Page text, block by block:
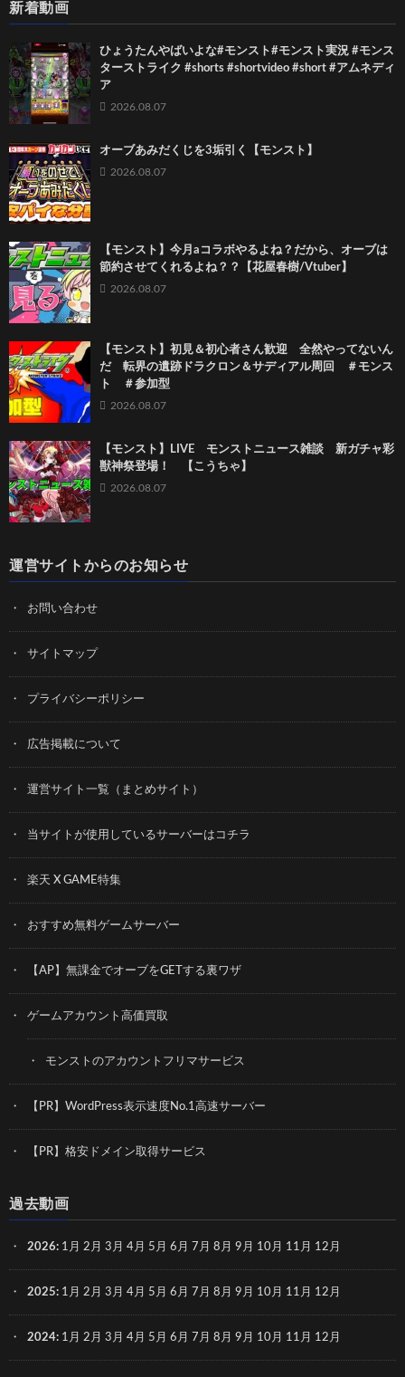
新着動画
ひょうたんやばいよな#モンスト#モンスト実況 #モンス
ターストライク #shorts #shortvideo #short #アムネディ
ア
2026.08.07
オーブあみだくじを3垢引く【モンスト】
2026.08.07
【モンスト】今月aコラボやるよね？だから、オーブは
節約させてくれるよね？？【花屋春樹/Vtuber】
2026.08.07
【モンスト】初見＆初心者さん歓迎 全然やってないん
だ 転界の遺跡ドラクロン＆サディアル周回 ＃モンス
ト ＃参加型
2026.08.07
【モンスト】LIVE モンストニュース雑談 新ガチャ彩
獣神祭登場！ 【こうちゃ】
2026.08.07
運営サイトからのお知らせ
お問い合わせ
サイトマップ
プライバシーポリシー
広告掲載について
運営サイト一覧（まとめサイト）
当サイトが使用しているサーバーはコチラ
楽天 X GAME特集
おすすめ無料ゲームサーバー
【AP】無課金でオーブをGETする裏ワザ
ゲームアカウント高価買取
モンストのアカウントフリマサービス
【PR】WordPress表示速度No.1高速サーバー
【PR】格安ドメイン取得サービス
過去動画
2026: 1月 2月 3月 4月 5月 6月 7月 8月 9月 10月 11月 12月
2025: 1月 2月 3月 4月 5月 6月 7月 8月 9月 10月 11月 12月
2024: 1月 2月 3月 4月 5月 6月 7月 8月 9月 10月 11月 12月